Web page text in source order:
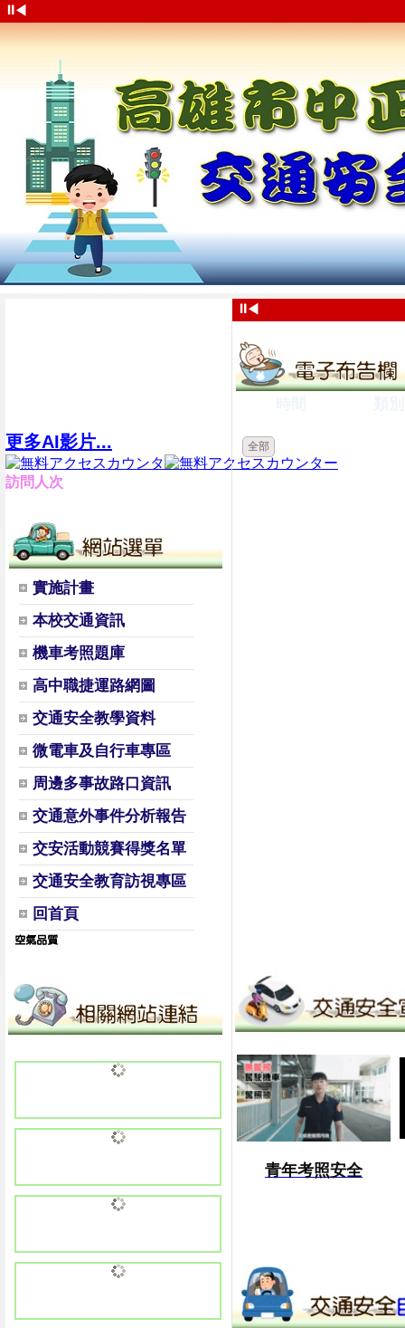
⏸◀
更多AI影片...
訪問人次
實施計畫
本校交通資訊
機車考照題庫
高中職捷運路網圖
交通安全教學資料
微電車及自行車專區
周邊多事故路口資訊
交通意外事件分析報告
交安活動競賽得獎名單
交通安全教育訪視專區
回首頁
⏸◀
全部
青年考照安全